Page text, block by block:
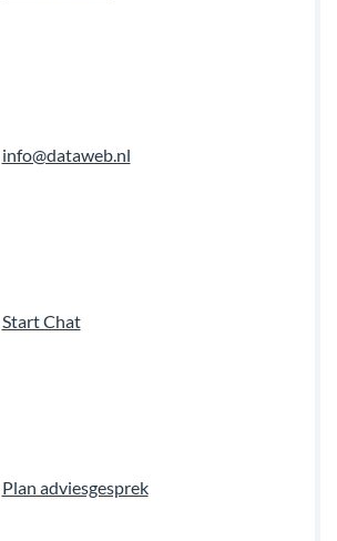
info@dataweb.nl
Start Chat
Plan adviesgesprek